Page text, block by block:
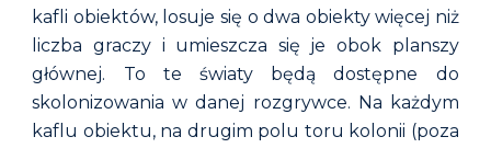
kafli obiektów, losuje się o dwa obiekty więcej niż
liczba graczy i umieszcza się je obok planszy
głównej. To te światy będą dostępne do
skolonizowania w danej rozgrywce. Na każdym
kaflu obiektu, na drugim polu toru kolonii (poza